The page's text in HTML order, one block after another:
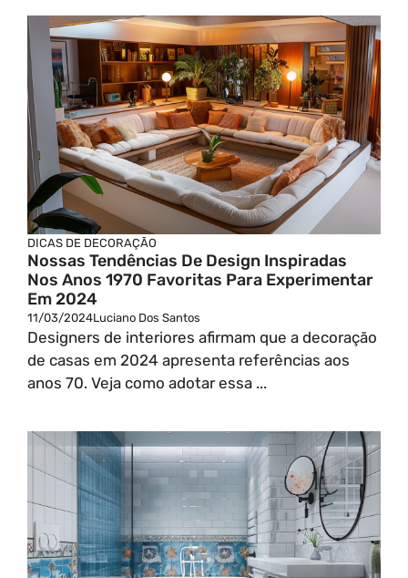
DICAS DE DECORAÇÃO
Nossas Tendências De Design Inspiradas
Nos Anos 1970 Favoritas Para Experimentar
Em 2024
11/03/2024Luciano Dos Santos
Designers de interiores afirmam que a decoração
de casas em 2024 apresenta referências aos
anos 70. Veja como adotar essa ...